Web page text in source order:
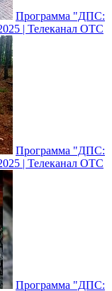
Программа "ДПС:
| Телеканал ОТС
Программа "ДПС:
| Телеканал ОТС
Программа "ДПС: